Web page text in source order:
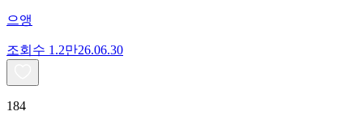
으앵
조회수 1.2만26.06.30
184